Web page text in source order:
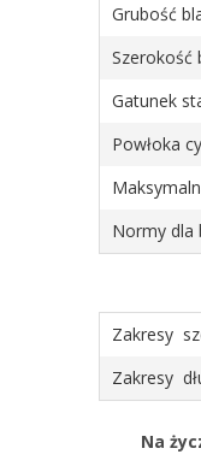
Grubość
Szerokość
Gatunek
Powłoka
Normy dla
Zakresy
Zakresy
Na